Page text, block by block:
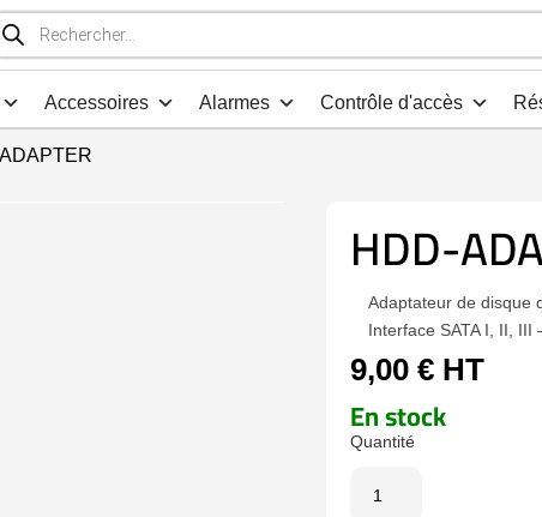
Accessoires Alarmes Contrôle d'accès
HDD-
Adaptateur de disque
Interface SATA I, II,
9,00 € HT
En stock